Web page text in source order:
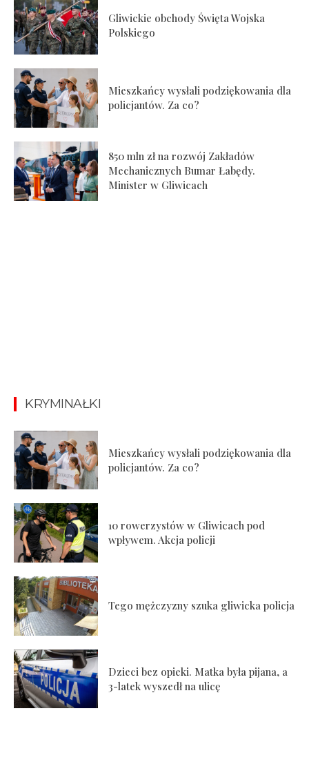
Gliwickie obchody Święta Wojska
Polskiego
Mieszkańcy wysłali podziękowania dla
policjantów. Za co?
850 mln zł na rozwój Zakładów
Mechanicznych Bumar Łabędy.
Minister w Gliwicach
KRYMINAŁKI
Mieszkańcy wysłali podziękowania dla
policjantów. Za co?
10 rowerzystów w Gliwicach pod
wpływem. Akcja policji
Tego mężczyzny szuka gliwicka policja
Dzieci bez opieki. Matka była pijana, a
3-latek wyszedł na ulicę